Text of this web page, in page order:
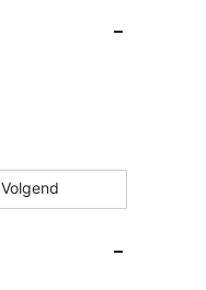
Volgend